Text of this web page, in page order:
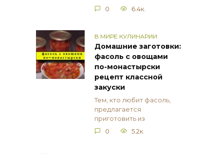
0
6.4к.
В МИРЕ КУЛИНАРИИ
Домашние заготовки:
фасоль с овощами
по-монастырски
рецепт классной
закуски
Тем, кто любит фасоль,
предлагается
приготовить из
0
5.2к.